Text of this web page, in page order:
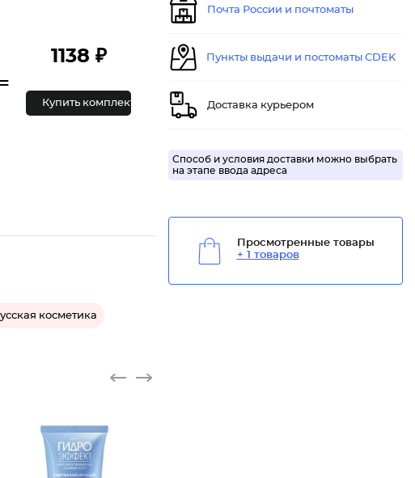
=
1138 ₽
Купить комплект
косметика
Почта России и почтоматы
Пункты выдачи и постоматы CDEK
Доставка курьером
Способ и условия доставки можно выбрать
на этапе ввода адреса
Просмотренные товары
+ 1 товаров